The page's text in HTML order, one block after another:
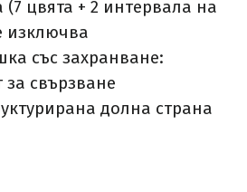
цвята + 2 интервала на
изключва
със захранване:
за свързване
долна страна